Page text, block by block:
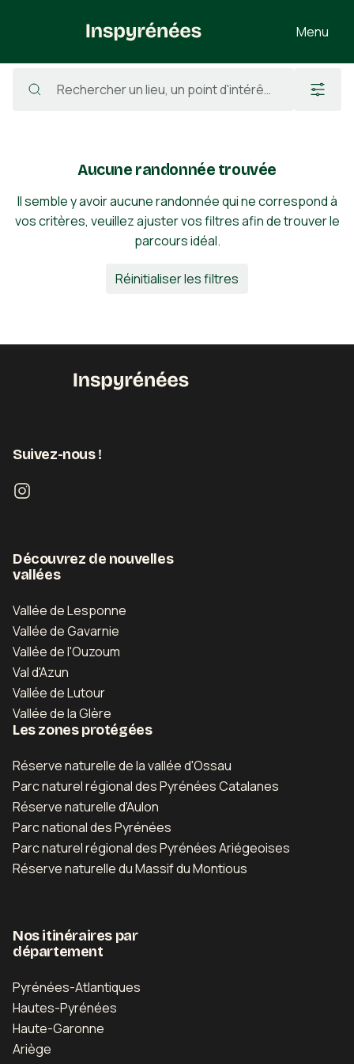
Menu
/ France / Haute-Garonne Bonrepos-Riquet
Aucune randonnée trouvée
Il semble y avoir aucune randonnée qui ne correspond à
vos critères, veuillez ajuster vos filtres afin de trouver le
parcours idéal.
Réinitialiser les filtres
Suivez-nous !
Découvrez de nouvelles
vallées
Vallée de Lesponne
Vallée de Gavarnie
Vallée de l'Ouzoum
Val d'Azun
Vallée de Lutour
Vallée de la Glère
Les zones protégées
Réserve naturelle de la vallée d'Ossau
Parc naturel régional des Pyrénées Catalanes
Réserve naturelle d'Aulon
Parc national des Pyrénées
Parc naturel régional des Pyrénées Ariégeoises
Réserve naturelle du Massif du Montious
Nos itinéraires par
département
Pyrénées-Atlantiques
Hautes-Pyrénées
Haute-Garonne
Ariège